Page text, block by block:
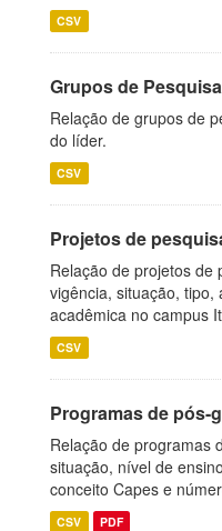
CSV
Grupos de Pesquisa
Relação de grupos de
do líder.
CSV
Projetos de
Relação de projetos de
vigência, situação,
acadêmica no campus
CSV
Programas de pós-
Relação de programas
situação, nível de
conceito Capes e
CSV PDF